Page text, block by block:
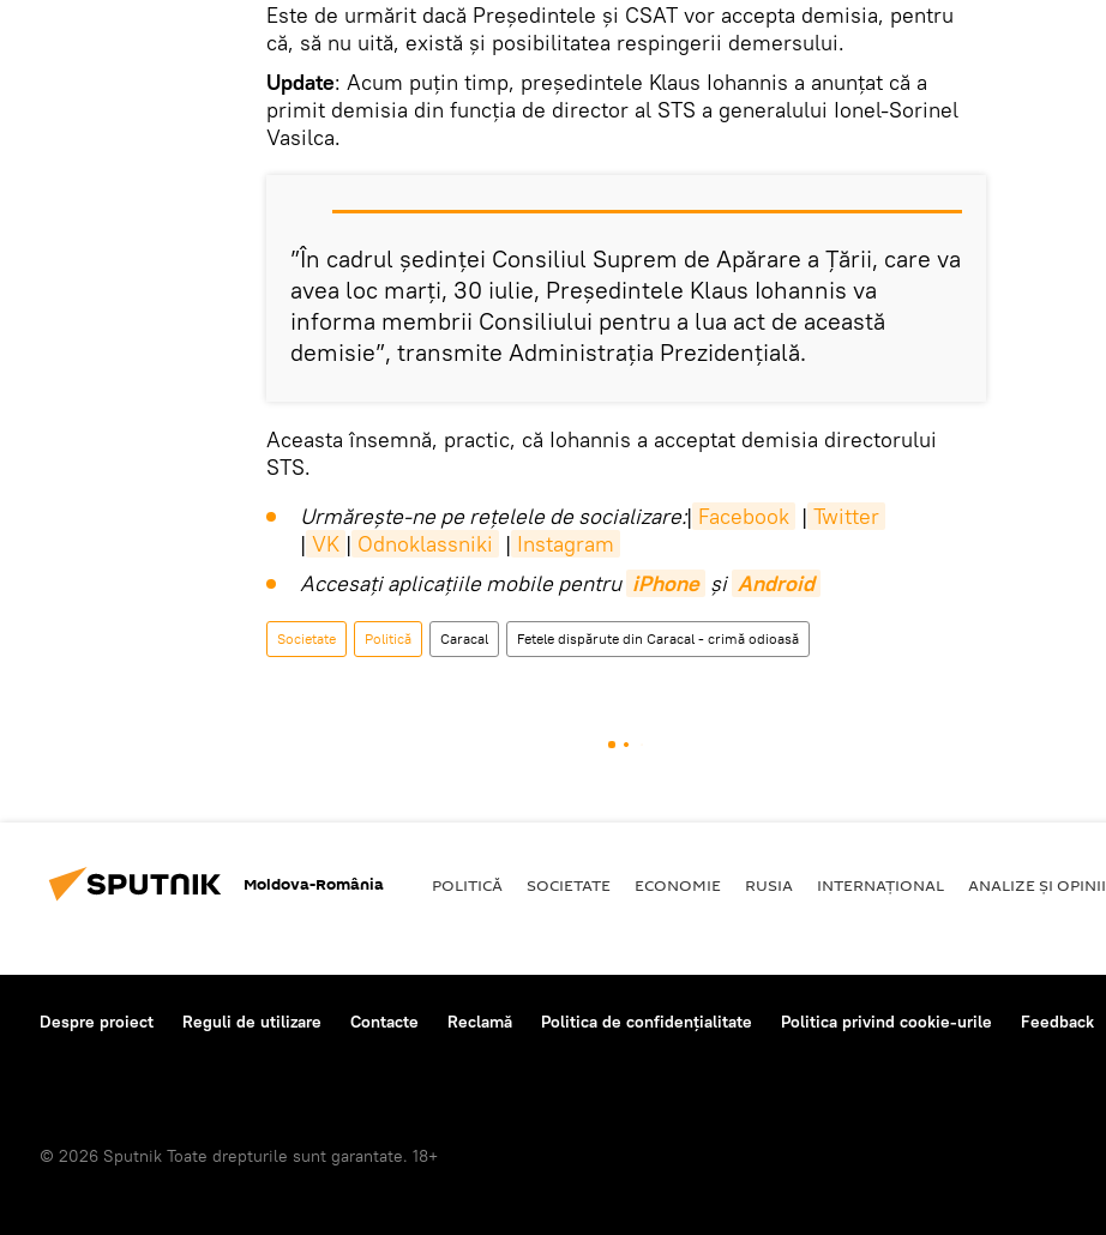
Este de urmărit dacă Președintele și CSAT vor accepta demisia, pentru
că, să nu uită, există și posibilitatea respingerii demersului.
Update: Acum puțin timp, președintele Klaus Iohannis a anunțat că a
primit demisia din funcția de director al STS a generalului Ionel-Sorinel
Vasilca.
”În cadrul ședinței Consiliul Suprem de Apărare a Țării, care va
avea loc marți, 30 iulie, Președintele Klaus Iohannis va
informa membrii Consiliului pentru a lua act de această
demisie”, transmite Administrația Prezidențială.
Aceasta însemnă, practic, că Iohannis a acceptat demisia directorului
STS.
Urmărește-ne pe rețelele de socializare:| Facebook | Twitter
| VK | Odnoklassniki | Instagram
Accesaţi aplicaţiile mobile pentru iPhone și Android
Societate Politică Caracal Fetele dispărute din Caracal - crimă odioasă
Moldova-România POLITICĂ SOCIETATE ECONOMIE RUSIA INTERNAŢIONAL ANALIZE ȘI OPINII
Despre proiect Reguli de utilizare Contacte Reclamă Politica de confidențialitate Politica privind cookie-urile Feedback
© 2026 Sputnik Toate drepturile sunt garantate. 18+